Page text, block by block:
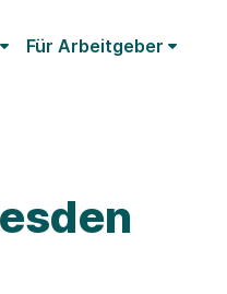
Für Arbeitgeber